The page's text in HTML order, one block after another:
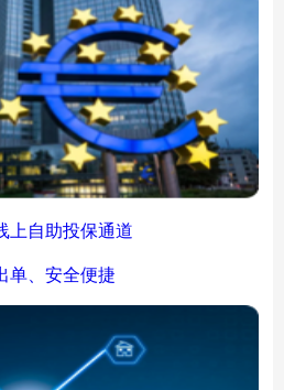
上自助投保通道
单、安全便捷